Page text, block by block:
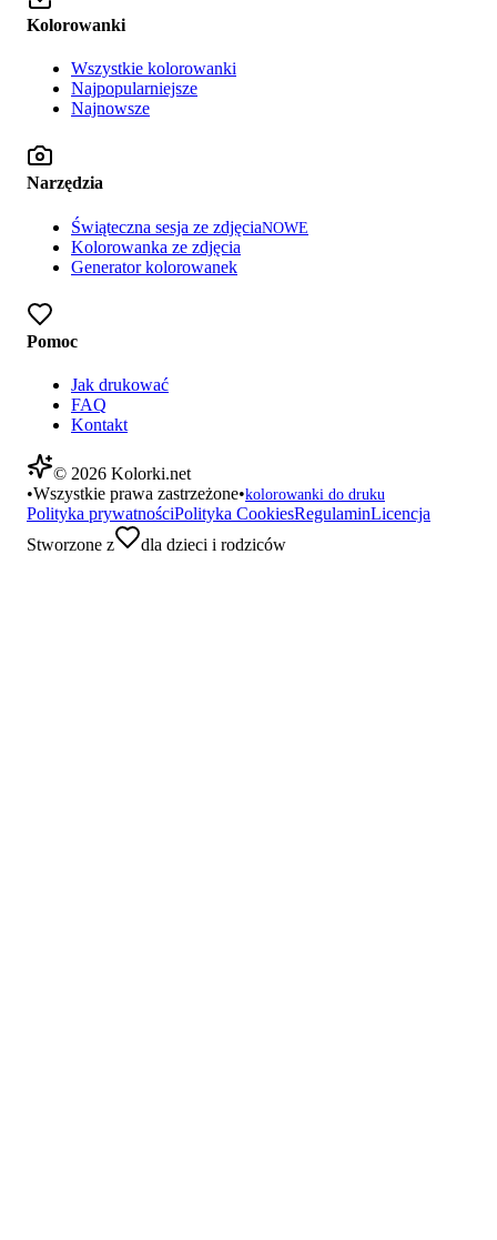
Kolorowanki
Wszystkie kolorowanki
Najpopularniejsze
Najnowsze
Narzędzia
Świąteczna sesja ze zdjęciaNOWE
Kolorowanka ze zdjęcia
Generator kolorowanek
Pomoc
Jak drukować
FAQ
Kontakt
© 2026 Kolorki.net
•Wszystkie prawa zastrzeżone•kolorowanki do druku
Polityka prywatnościPolityka CookiesRegulaminLicencja
Stworzone z
dla dzieci i rodziców